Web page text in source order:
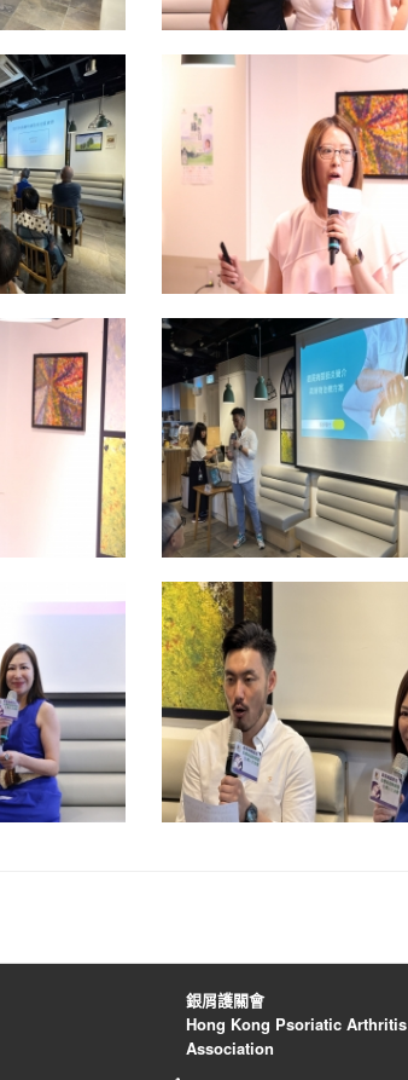
銀屑護關會
Hong Kong Psoriatic Arthritis
Association